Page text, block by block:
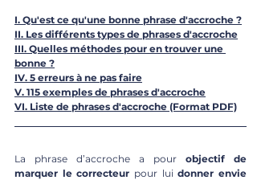
I. Qu'est ce qu'une bonne phrase d'accroche ?
II. Les différents types de phrases d'accroche
III. Quelles méthodes pour en trouver une
bonne ?
IV. 5 erreurs à ne pas faire
V. 115 exemples de phrases d'accroche
VI. Liste de phrases d'accroche (Format PDF)
La phrase d’accroche a pour objectif de
marquer le correcteur pour lui donner envie